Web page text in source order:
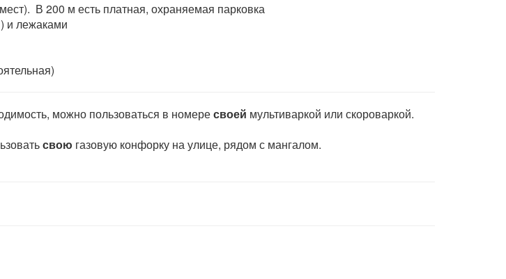
В 200 м есть платная, охраняемая парковка
и лежаками
можно пользоваться в номересвоей мультиваркой или скороваркой.
свою газовую конфорку на улице, рядом с мангалом.